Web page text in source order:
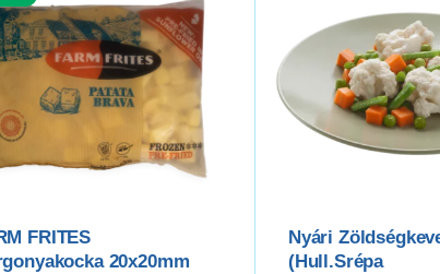
FRITES
20x20mm
Nyári
(hull.srépa